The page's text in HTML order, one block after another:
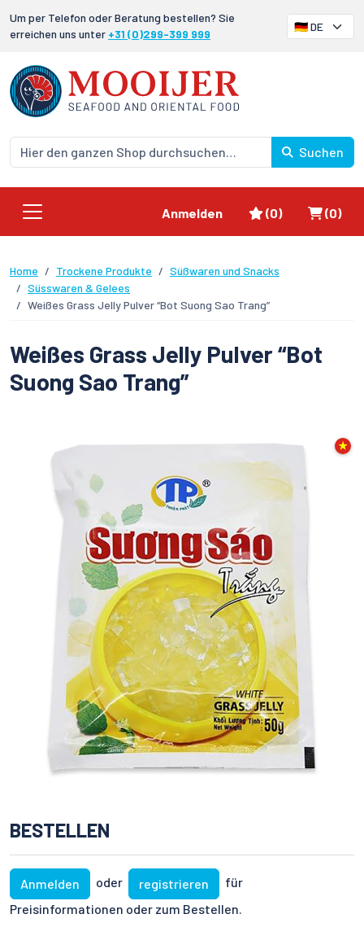
Um per Telefon oder Beratung bestellen? Sie
erreichen uns unter +31 (0)299-399 999
Suchen
Anmelden Favoriten
(0) (0)
Home Trockene Produkte
Süßwaren und Snacks
Süsswaren & Gelees
Weißes Grass Jelly Pulver “Bot Suong Sao Trang”
Weißes Grass Jelly Pulver “Bot
Suong Sao Trang”
BESTELLEN
Anmelden oder registrieren
für
Preisinformationen oder zum Bestellen.